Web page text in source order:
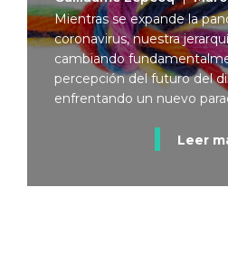
Mientras se expande la
coronavirus, nuestra
cambiando
percepción del futuro del
enfrentando un nuevo
Leer